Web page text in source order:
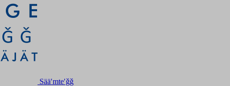
Sääʹmteʹǧǧ